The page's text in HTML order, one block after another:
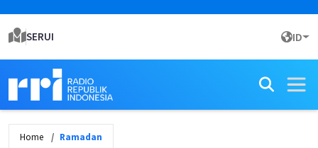
SERUI ID
Home Ramadan